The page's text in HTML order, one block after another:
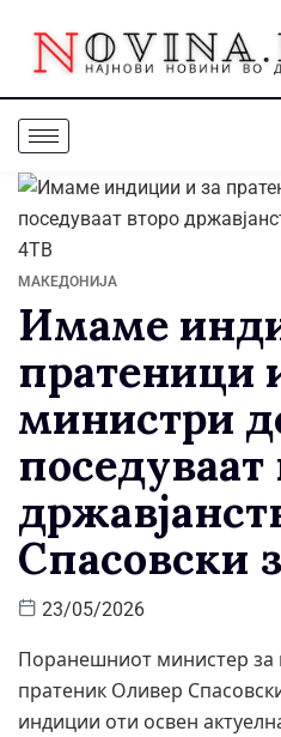
МАКЕДОНИЈА
Имаме
пратеници
министри
поседуваат
Спасовски
23/05/2026
Поранешниот министер
пратеник Оливер
индиции оти освен